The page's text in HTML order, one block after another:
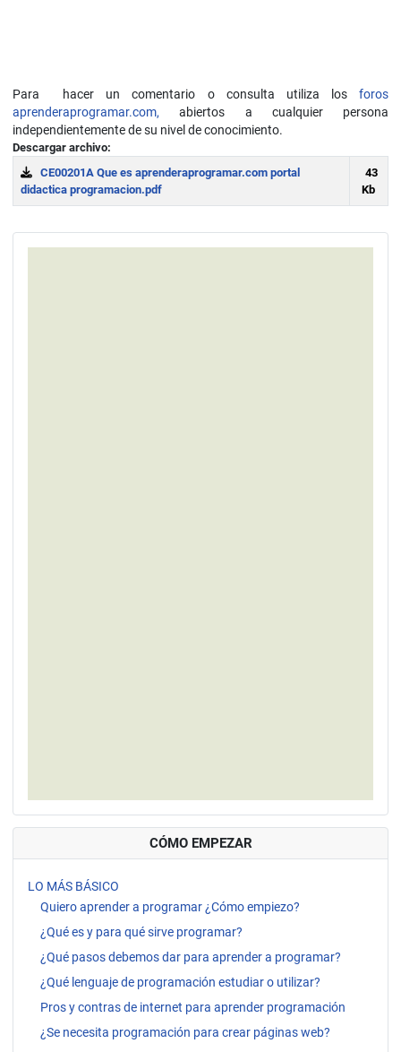
Para hacer un comentario o consulta utiliza losforos
aprenderaprogramar.com, abiertos a cualquier persona
independientemente de su nivel de conocimiento.
Descargar archivo:
CE00201A Que es aprenderaprogramar.com portal
didactica programacion.pdf
43
Kb
CÓMO EMPEZAR
LO MÁS BÁSICO
Quiero aprender a programar ¿Cómo empiezo?
¿Qué es y para qué sirve programar?
¿Qué pasos debemos dar para aprender a programar?
¿Qué lenguaje de programación estudiar o utilizar?
Pros y contras de internet para aprender programación
¿Se necesita programación para crear páginas web?